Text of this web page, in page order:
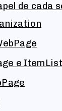
de cada
e ItemList